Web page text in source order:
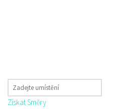
Získat Směry